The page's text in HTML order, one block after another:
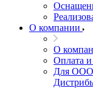
О компании
О
Оплата и
Для ООО